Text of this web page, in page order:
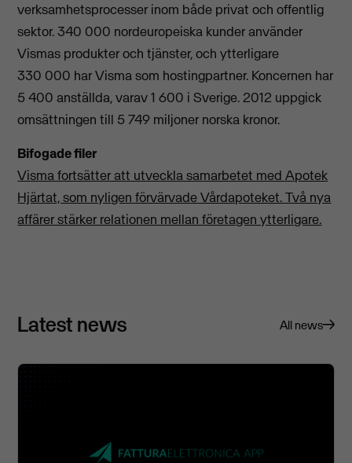
verksamhetsprocesser inom både privat och offentlig
sektor. 340 000 nordeuropeiska kunder använder
Vismas produkter och tjänster, och ytterligare
330 000 har Visma som hostingpartner. Koncernen har
5 400 anställda, varav 1 600 i Sverige. 2012 uppgick
omsättningen till 5 749 miljoner norska kronor.
Bifogade filer
Visma fortsätter att utveckla samarbetet med Apotek
Hjärtat, som nyligen förvärvade Vårdapoteket. Två nya
affärer stärker relationen mellan företagen ytterligare.
Latest news All news